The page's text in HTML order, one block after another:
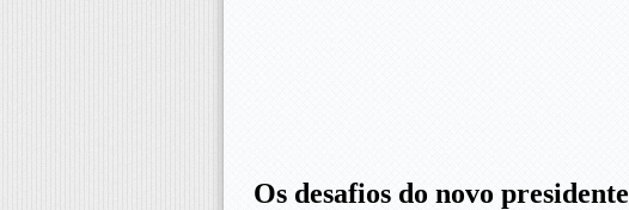
Os desafios do novo presidente